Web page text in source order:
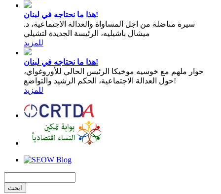
هذا ما نحتاجه في لبنان!
سيرة مناضلة من اجل المساواة والعدالة الاجتماعية، د.
ميشال باشيليه، الرئيسة الجديدة لتشيلي
للمزيد
هذا ما نحتاجه في لبنان!
حوار ملهم مع خوسيه موخيكا الرئيس الحالي للأوروغواي،
حول العدالة الاجتماعية، الحكم الرشيد والتواضع!
للمزيد